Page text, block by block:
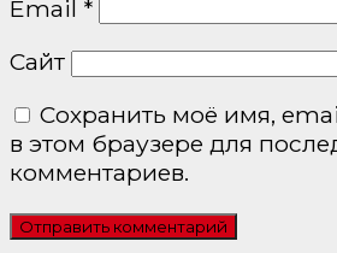
Email *
Сайт
Сохранить моё имя,
в этом браузере для
комментариев.